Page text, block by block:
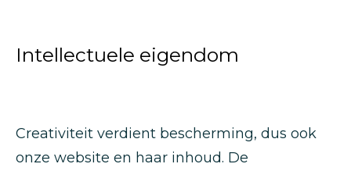
Intellectuele eigendom
Creativiteit verdient bescherming, dus ook
onze website en haar inhoud. De